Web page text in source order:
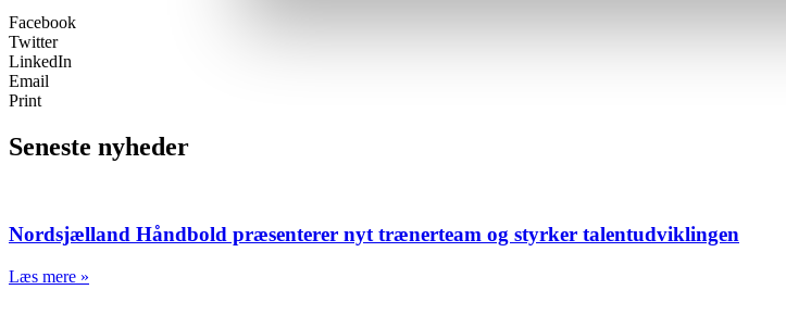
Facebook
Twitter
LinkedIn
Email
Print
Seneste nyheder
Nordsjælland Håndbold præsenterer nyt trænerteam og styrker talentudviklingen
Læs mere »